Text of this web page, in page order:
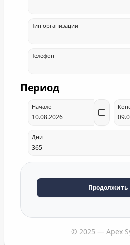
Тип организации
Телефон
Период
Начало
Дни
Продолжить
© 2025 — Apex